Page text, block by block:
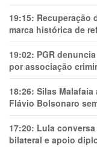
19:15: Recuperação
marca histórica de
19:02: PGR
por associação
18:26: Silas
Flávio Bolsonaro
17:20: Lula
bilateral e apoio